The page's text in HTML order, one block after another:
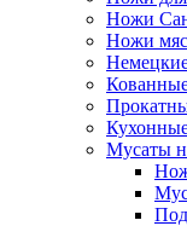
Ножи
Ножи
Мусаты